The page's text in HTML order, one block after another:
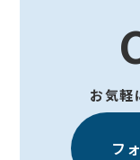
お気軽
フ